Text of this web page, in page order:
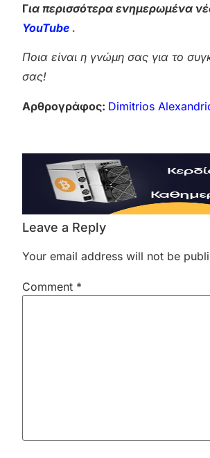
Για περισσότερα ενημερωμένα
YouTube .
Ποια είναι η γνώμη σας για το
σας!
Αρθρογράφος: Dimitrios
Leave a Reply
Your email address will not be
Comment *